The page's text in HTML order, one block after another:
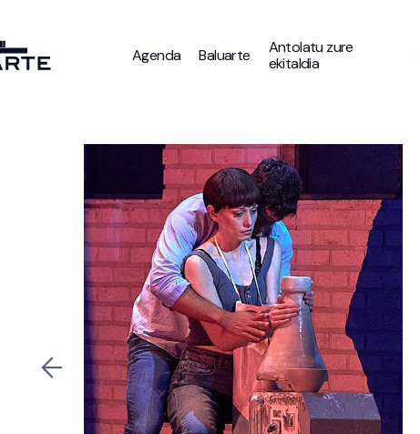
Agenda Baluarte
Antolatu zure
ekitaldia